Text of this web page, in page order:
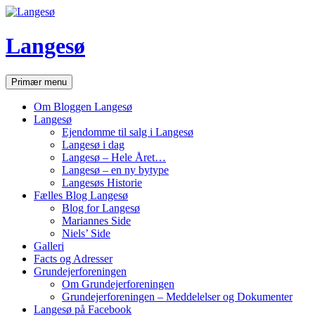
Hop
indhold
Langesø
SøgPrimær menu
Om Bloggen Langesø
Langesø
Ejendomme til salg i Langesø
Langesø i dag
Langesø – Hele Året…
Langesø – en ny bytype
Langesøs Historie
Fælles Blog Langesø
Blog for Langesø
Mariannes Side
Niels’ Side
Galleri
Facts og Adresser
Grundejerforeningen
Om Grundejerforeningen
Grundejerforeningen – Meddelelser og Dokumenter
Langesø på Facebook